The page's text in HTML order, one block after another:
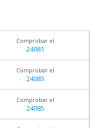
Comprobar el
24081
Comprobar el
24083
Comprobar el
24085